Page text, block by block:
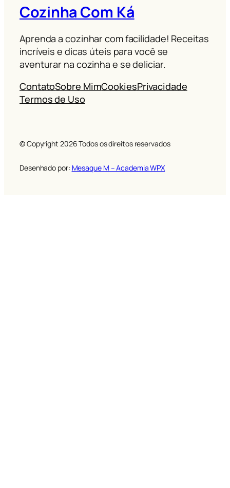
Cozinha Com Ká
Aprenda a cozinhar com facilidade! Receitas
incríveis e dicas úteis para você se
aventurar na cozinha e se deliciar.
ContatoSobre MimCookiesPrivacidade
Termos de Uso
© Copyright 2026Todos os direitos reservados
Desenhado por: Mesaque M – Academia WPX